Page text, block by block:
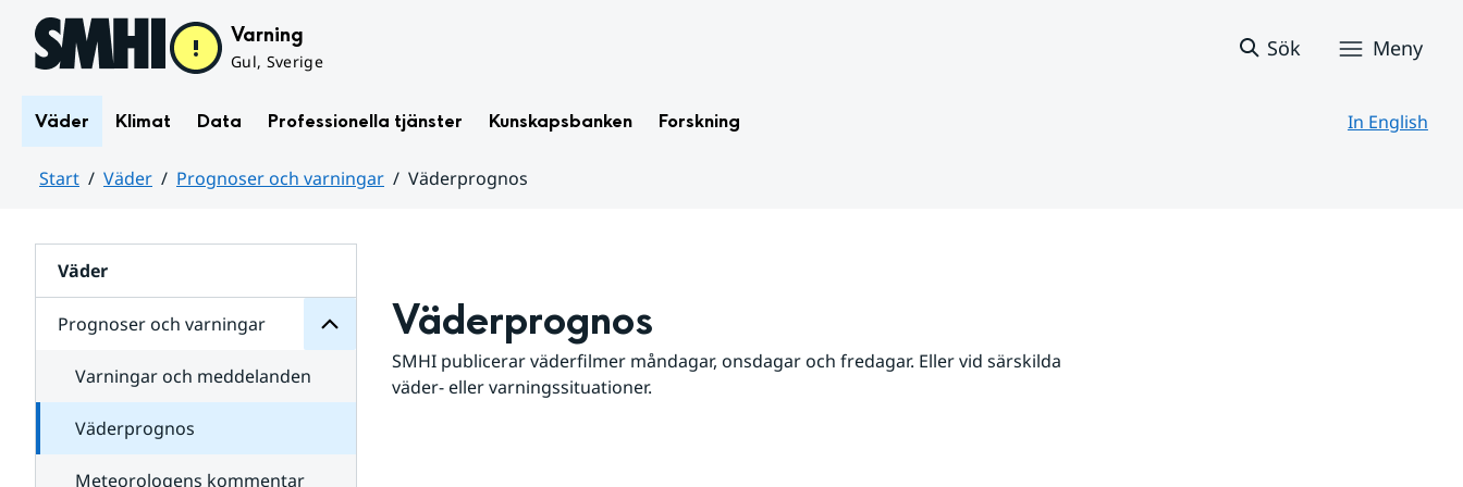
Hoppa till sidans innehåll Varning
Gul, Sverige
Sök Meny
Väder Klimat Data Professionella tjänster Kunskapsbanken Forskning In English
Start Väder Prognoser och varningar
Väderprognos
Väder
Prognoser och varningar
för
varningar
Varningar och meddelanden
Väderprognos
Meteorologens kommentar
Väderprognos
SMHI publicerar väderfilmer måndagar, onsdagar och fredagar. Eller vid särskilda
väder- eller varningssituationer.